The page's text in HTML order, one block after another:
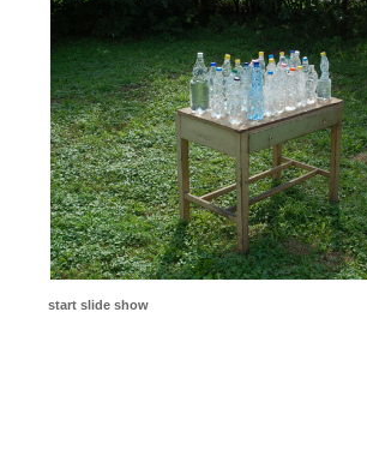
start slide show